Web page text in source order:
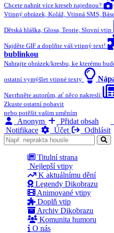
Chcete nahrát více kreseb najednou?
Vtipný obrázek, Koláž, Vtipná SMS,
Dětská hláška, Glosa, Teorie, Slovní vtip
Najděte GIF a doplňte váš vtipný text!
bublinkou
Nahrajte obrázek/kresbu, ke kterému
ostatní vymýšlet vtipné texty
Navrhněte autorům, ať něco nakreslí
Zkuste ostatní pobavit
nebo potěšit vašim uměním
Anonym Přidat obsah
Notifikace
Účet Odhlásit
Titulní strana
Nejlepší vtipy
K aktuálnímu dění
Legendy Dikobrazu
Animované vtipy
Doplň vtip
Archiv Dikobrazu
Komunita humoru
O nás